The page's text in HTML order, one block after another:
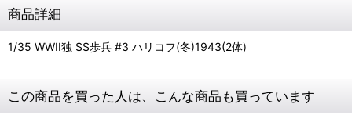
商品詳細
1/35 WWII独 SS歩兵 #3 ハリコフ(冬)1943(2体)
この商品を買った人は、こんな商品も買っています